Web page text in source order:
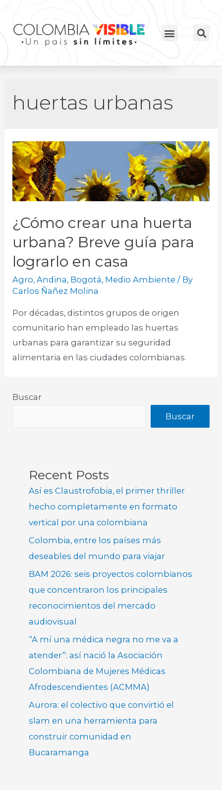
huertas urbanas
¿Cómo crear una huerta
urbana? Breve guía para
lograrlo en casa
Agro,Andina, Bogotá, Medio Ambiente / By
Carlos Ñañez Molina
Por décadas, distintos grupos de origen
comunitario han empleado las huertas
urbanas para garantizar su seguridad
alimentaria en las ciudades colombianas.
Buscar
Buscar
Recent Posts
Así es Claustrofobia, el primer thriller
hecho completamente en formato
vertical por una colombiana
Colombia, entre los países más
deseables del mundo para viajar
BAM 2026: seis proyectos colombianos
que concentraron los principales
reconocimientos del mercado
audiovisual
“A mí una médica negra no me va a
atender”: así nació la Asociación
Colombiana de Mujeres Médicas
Afrodescendientes (ACMMA)
Aurora: el colectivo que convirtió el
slam en una herramienta para
construir comunidad en
Bucaramanga